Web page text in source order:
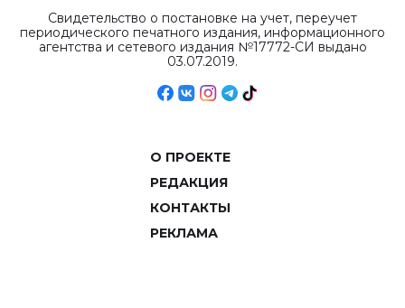
Свидетельство о постановке на учет, переучет
периодического печатного издания, информационного
агентства и сетевого издания №17772-СИ выдано
03.07.2019.
О ПРОЕКТЕ
РЕДАКЦИЯ
КОНТАКТЫ
РЕКЛАМА